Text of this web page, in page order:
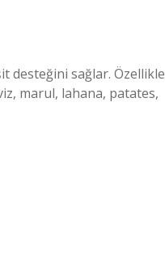
desteğini sağlar. Özellikle
marul, lahana, patates,